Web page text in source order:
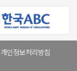
개인정보처리방침